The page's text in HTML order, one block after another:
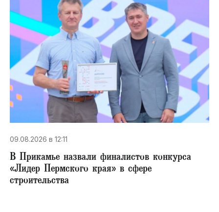
09.08.2026 в 12:11
В Прикамье назвали финалистов конкурса
«Лидер Пермского края» в сфере
строительства